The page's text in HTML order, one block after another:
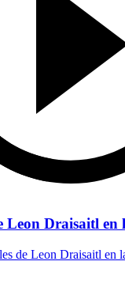
Leon Draisaitl
de Leon Draisaitl en